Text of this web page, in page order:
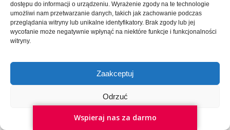
dostępu do informacji o urządzeniu. Wyrażenie zgody na te technologie
umożliwi nam przetwarzanie danych, takich jak zachowanie podczas
przeglądania witryny lub unikalne identyfikatory. Brak zgody lub jej
wycofanie może negatywnie wpłynąć na niektóre funkcje i funkcjonalności
witryny.
Zaakceptuj
Odrzuć
Polityka cookiesPolityka prywatności
Polityka prywatności
Wspieraj nas za darmo